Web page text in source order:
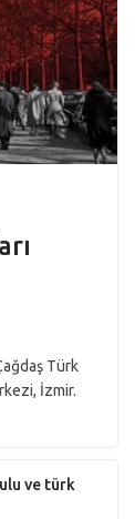
Türk
İzmir.
ve türk